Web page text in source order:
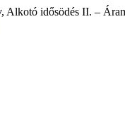
Alkotó idősödés II. –